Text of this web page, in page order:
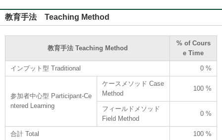
教育手法 Teaching Method
教育手法 Teaching Method
% of Cours
e Time
インプット型 Traditional 0 %
参加者中心型 Participant-Ce
ntered Learning
ケースメソッド Case
Method
100 %
フィールドメソッド
Field Method
0 %
合計 Total 100 %